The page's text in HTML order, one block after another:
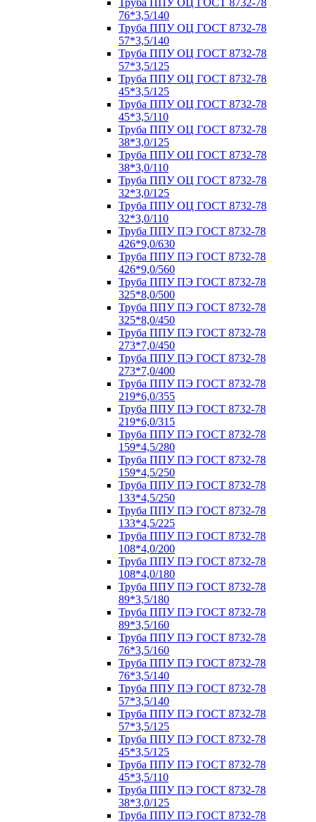
Труба ППУ ОЦ ГОСТ 8732-78
76*3,5/140
Труба ППУ ОЦ ГОСТ 8732-78
57*3,5/140
Труба ППУ ОЦ ГОСТ 8732-78
57*3,5/125
Труба ППУ ОЦ ГОСТ 8732-78
45*3,5/125
Труба ППУ ОЦ ГОСТ 8732-78
45*3,5/110
Труба ППУ ОЦ ГОСТ 8732-78
38*3,0/125
Труба ППУ ОЦ ГОСТ 8732-78
38*3,0/110
Труба ППУ ОЦ ГОСТ 8732-78
32*3,0/125
Труба ППУ ОЦ ГОСТ 8732-78
32*3,0/110
Труба ППУ ПЭ ГОСТ 8732-78
426*9,0/630
Труба ППУ ПЭ ГОСТ 8732-78
426*9,0/560
Труба ППУ ПЭ ГОСТ 8732-78
325*8,0/500
Труба ППУ ПЭ ГОСТ 8732-78
325*8,0/450
Труба ППУ ПЭ ГОСТ 8732-78
273*7,0/450
Труба ППУ ПЭ ГОСТ 8732-78
273*7,0/400
Труба ППУ ПЭ ГОСТ 8732-78
219*6,0/355
Труба ППУ ПЭ ГОСТ 8732-78
219*6,0/315
Труба ППУ ПЭ ГОСТ 8732-78
159*4,5/280
Труба ППУ ПЭ ГОСТ 8732-78
159*4,5/250
Труба ППУ ПЭ ГОСТ 8732-78
133*4,5/250
Труба ППУ ПЭ ГОСТ 8732-78
133*4,5/225
Труба ППУ ПЭ ГОСТ 8732-78
108*4,0/200
Труба ППУ ПЭ ГОСТ 8732-78
108*4,0/180
Труба ППУ ПЭ ГОСТ 8732-78
89*3,5/180
Труба ППУ ПЭ ГОСТ 8732-78
89*3,5/160
Труба ППУ ПЭ ГОСТ 8732-78
76*3,5/160
Труба ППУ ПЭ ГОСТ 8732-78
76*3,5/140
Труба ППУ ПЭ ГОСТ 8732-78
57*3,5/140
Труба ППУ ПЭ ГОСТ 8732-78
57*3,5/125
Труба ППУ ПЭ ГОСТ 8732-78
45*3,5/125
Труба ППУ ПЭ ГОСТ 8732-78
45*3,5/110
Труба ППУ ПЭ ГОСТ 8732-78
38*3,0/125
Труба ППУ ПЭ ГОСТ 8732-78